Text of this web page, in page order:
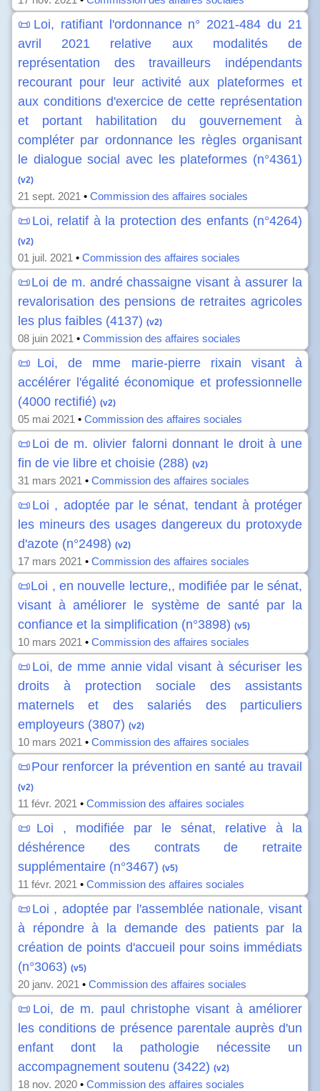
📜Loi, ratifiant l'ordonnance n° 2021-484 du 21
avril 2021 relative aux modalités de
représentation des travailleurs indépendants
recourant pour leur activité aux plateformes et
aux conditions d'exercice de cette représentation
et portant habilitation du gouvernement à
compléter par ordonnance les règles organisant
le dialogue social avec les plateformes (n°4361)
(v2)
21 sept. 2021 • Commission des affaires sociales
📜Loi, relatif à la protection des enfants (n°4264)
(v2)
01 juil. 2021 • Commission des affaires sociales
📜Loi de m. andré chassaigne visant à assurer la
revalorisation des pensions de retraites agricoles
les plus faibles (4137) (v2)
08 juin 2021 • Commission des affaires sociales
📜Loi, de mme marie-pierre rixain visant à
accélérer l'égalité économique et professionnelle
(4000 rectifié) (v2)
05 mai 2021 • Commission des affaires sociales
📜Loi de m. olivier falorni donnant le droit à une
fin de vie libre et choisie (288) (v2)
31 mars 2021 • Commission des affaires sociales
📜Loi , adoptée par le sénat, tendant à protéger
les mineurs des usages dangereux du protoxyde
d'azote (n°2498) (v2)
17 mars 2021 • Commission des affaires sociales
📜Loi , en nouvelle lecture,, modifiée par le sénat,
visant à améliorer le système de santé par la
confiance et la simplification (n°3898) (v5)
10 mars 2021 • Commission des affaires sociales
📜Loi, de mme annie vidal visant à sécuriser les
droits à protection sociale des assistants
maternels et des salariés des particuliers
employeurs (3807) (v2)
10 mars 2021 • Commission des affaires sociales
📜Pour renforcer la prévention en santé au travail
(v2)
11 févr. 2021 • Commission des affaires sociales
📜Loi , modifiée par le sénat, relative à la
déshérence des contrats de retraite
supplémentaire (n°3467) (v5)
11 févr. 2021 • Commission des affaires sociales
📜Loi , adoptée par l'assemblée nationale, visant
à répondre à la demande des patients par la
création de points d'accueil pour soins immédiats
(n°3063) (v5)
20 janv. 2021 • Commission des affaires sociales
📜Loi, de m. paul christophe visant à améliorer
les conditions de présence parentale auprès d'un
enfant dont la pathologie nécessite un
accompagnement soutenu (3422) (v2)
18 nov. 2020 • Commission des affaires sociales